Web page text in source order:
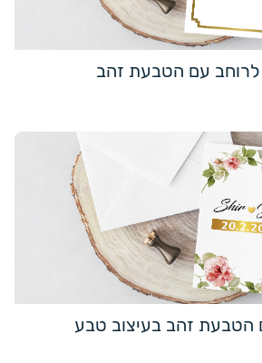
לרוחב עם הטבעת זהב
הטבעת זהב בעיצוב טבע